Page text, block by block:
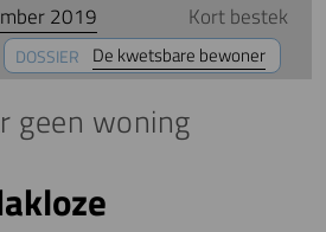
2019 Kort bestek
DOSSIER De kwetsbare bewoner
geen woning